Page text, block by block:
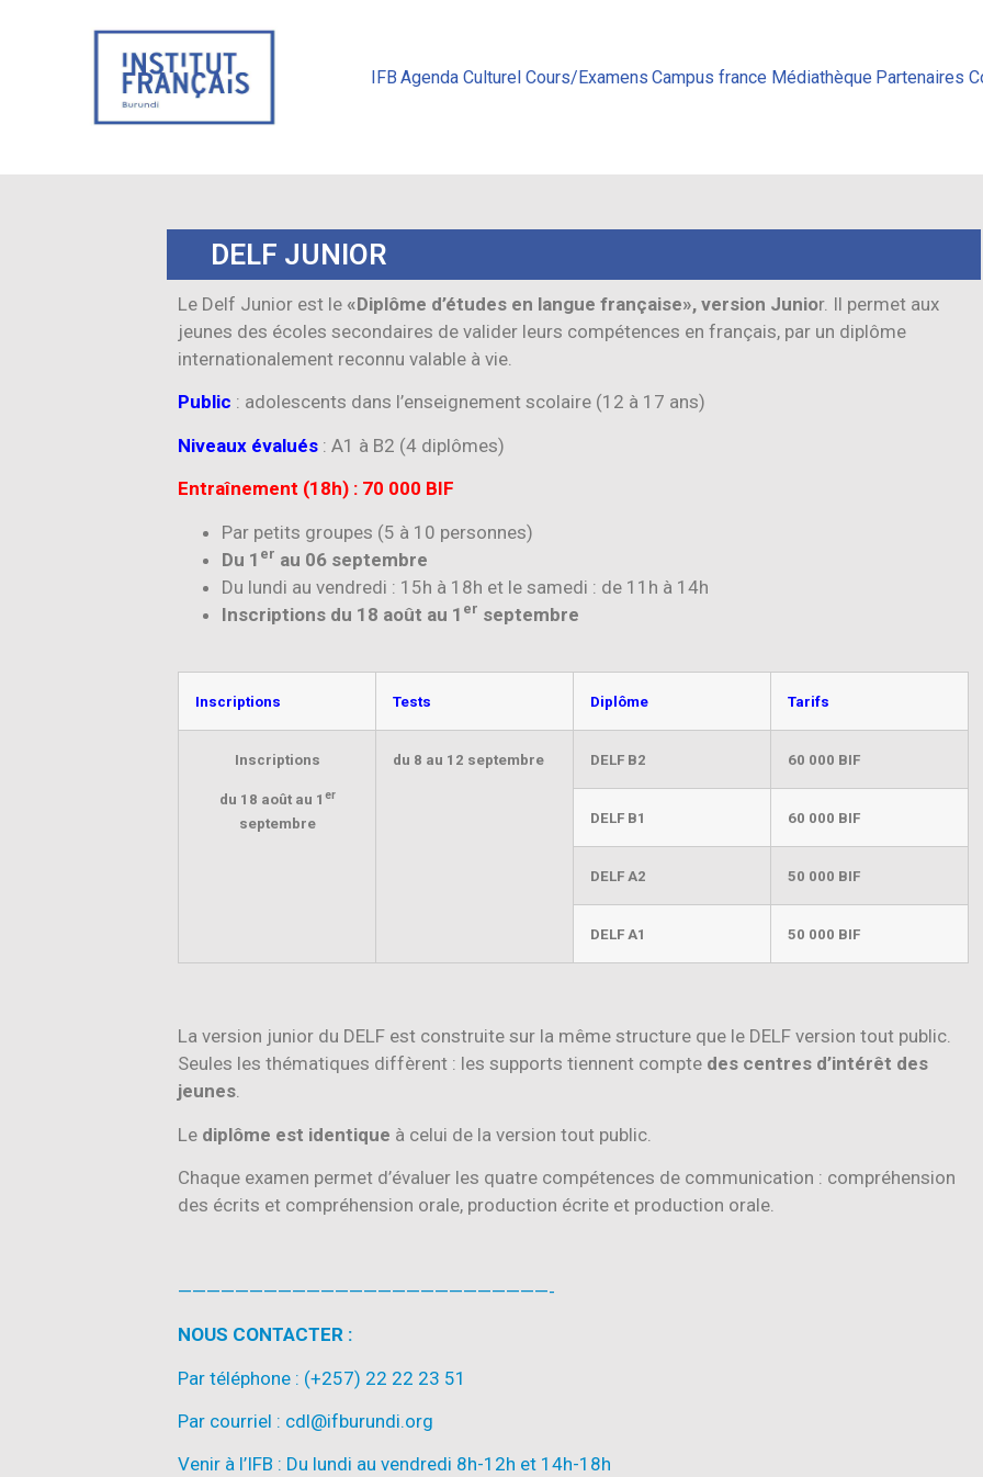
IFB Agenda Culturel Cours/Examens Campus france Médiathèque Partenaires
DELF JUNIOR
Le Delf Junior est le «Diplôme d’études en langue française», version Junior. Il permet aux
jeunes des écoles secondaires de valider leurs compétences en français, par un diplôme
internationalement reconnu valable à vie.
Public : adolescents dans l’enseignement scolaire (12 à 17 ans)
Niveaux évalués : A1 à B2 (4 diplômes)
Entraînement (18h) : 70 000 BIF
Par petits groupes (5 à 10 personnes)
Du 1 er au 06 septembre
Du lundi au vendredi : 15h à 18h et le samedi : de 11h à 14h
Inscriptions du 18 août au 1 er septembre
Inscriptions Tests Diplôme Tarifs
Inscriptions
du 18 août au 1 er
septembre
du 8 au 12 septembre DELF B2 60 000 BIF
DELF B1 60 000 BIF
DELF A2 50 000 BIF
DELF A1 50 000 BIF
La version junior du DELF est construite sur la même structure que le DELF version tout public.
Seules les thématiques diffèrent : les supports tiennent compte des centres d’intérêt des
jeunes.
Le diplôme est identique à celui de la version tout public.
Chaque examen permet d’évaluer les quatre compétences de communication : compréhension
des écrits et compréhension orale, production écrite et production orale.
——————————————————————————-
NOUS CONTACTER :
Par téléphone : (+257) 22 22 23 51
Par courriel : cdl@ifburundi.org
Venir à l’IFB : Du lundi au vendredi 8h-12h et 14h-18h